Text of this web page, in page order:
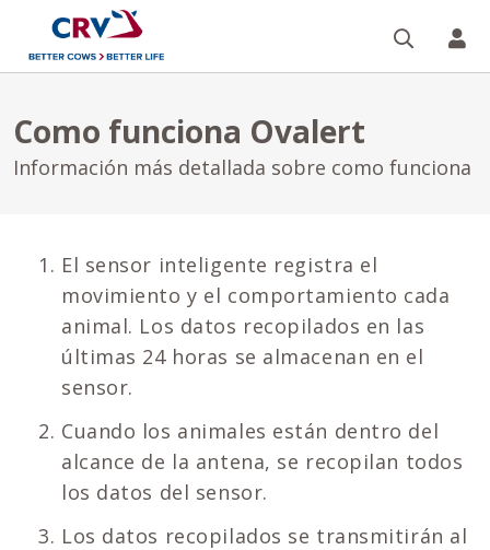
Como funciona Ovalert
Información más detallada sobre como funciona
El sensor inteligente registra el
movimiento y el comportamiento cada
animal. Los datos recopilados en las
últimas 24 horas se almacenan en el
sensor.
Cuando los animales están dentro del
alcance de la antena, se recopilan todos
los datos del sensor.
Los datos recopilados se transmitirán al